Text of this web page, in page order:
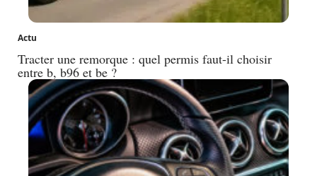
Actu
Tracter une remorque : quel permis faut-il choisir
entre b, b96 et be ?